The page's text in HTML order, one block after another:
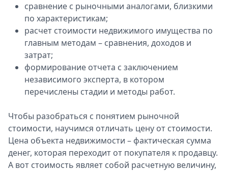
сравнение с рыночными аналогами, близкими
по характеристикам;
расчет стоимости недвижимого имущества по
главным методам – сравнения, доходов и
затрат;
формирование отчета с заключением
независимого эксперта, в котором
перечислены стадии и методы работ.
Чтобы разобраться с понятием рыночной
стоимости, научимся отличать цену от стоимости.
Цена объекта недвижимости – фактическая сумма
денег, которая переходит от покупателя к продавцу.
А вот стоимость являет собой расчетную величину,